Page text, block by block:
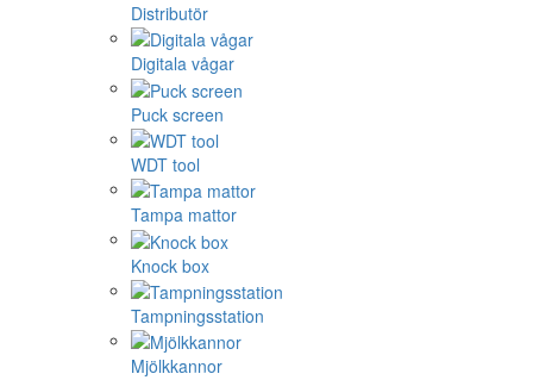
Distributör
Digitala vågar
Puck screen
WDT tool
Tampa mattor
Knock box
Tampningsstation
Mjölkkannor